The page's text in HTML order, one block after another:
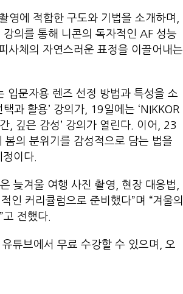
영에 적합한 구도와 기법을 소개하며,
의를 통해 니콘의 독자적인 AF 성능
사체의 자연스러운 표정을 이끌어내는
입문자용 렌즈 선정 방법과 특성을 소
과 활용’ 강의가, 19일에는 ‘NIKKOR
깊은 감성’ 강의가 열린다. 이어, 23
봄의 분위기를 감성적으로 담는 법을
이다.
늦겨울 여행 사진 촬영, 현장 대응법,
인 커리큘럼으로 준비했다”며 “겨울의
전했다.
튜브에서 무료 수강할 수 있으며, 오